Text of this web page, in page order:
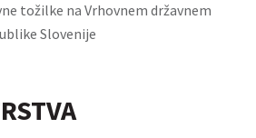
tožilke na Vrhovnem državnem
Slovenije